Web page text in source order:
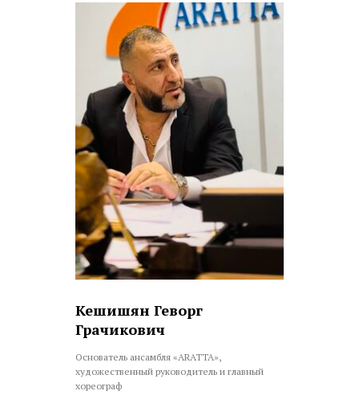
Кешишян Геворг
Грачикович
Основатель ансамбля «ARATTA»,
художественный руководитель и главный
хореограф